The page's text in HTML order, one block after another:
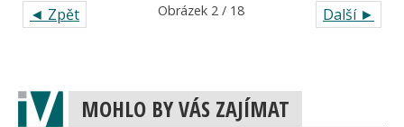
◄ Zpět Další ►
Obrázek 2 / 18
MOHLO BY VÁS ZAJÍMAT